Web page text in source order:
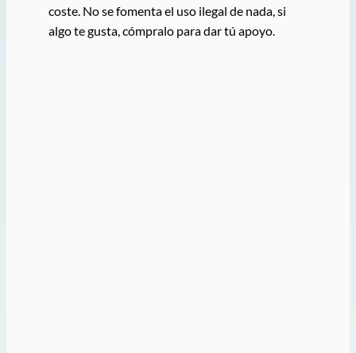
coste. No se fomenta el uso ilegal de nada, si
algo te gusta, cómpralo para dar tú apoyo.